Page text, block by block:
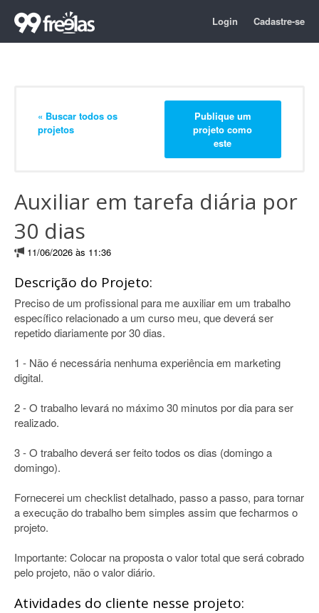
Login Cadastre-se
« Buscar todos os
projetos
Publique um
projeto como
este
Auxiliar em tarefa diária por
30 dias
11/06/2026 às 11:36
Descrição do Projeto:
Preciso de um profissional para me auxiliar em um trabalho
específico relacionado a um curso meu, que deverá ser
repetido diariamente por 30 dias.
1 - Não é necessária nenhuma experiência em marketing
digital.
2 - O trabalho levará no máximo 30 minutos por dia para ser
realizado.
3 - O trabalho deverá ser feito todos os dias (domingo a
domingo).
Fornecerei um checklist detalhado, passo a passo, para tornar
a execução do trabalho bem simples assim que fecharmos o
projeto.
Importante: Colocar na proposta o valor total que será cobrado
pelo projeto, não o valor diário.
Atividades do cliente nesse projeto: